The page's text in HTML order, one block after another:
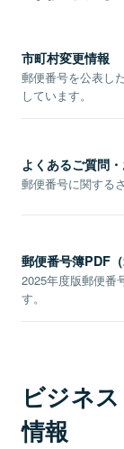
市町村変更情報
郵便番号を公表し
しています。
よくあるご質問
郵便番号に関する
郵便番号簿PDF（
2025年度版郵便番
す。
ビジネ
情報